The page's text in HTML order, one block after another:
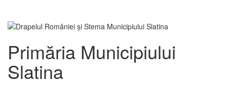
Primăria Municipiului
Slatina